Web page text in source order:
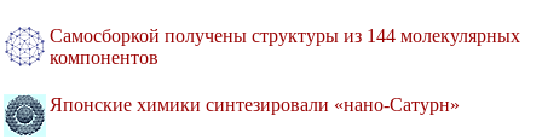
Самосборкой получены структуры из 144 молекулярных
компонентов
Японские химики синтезировали «нано-Сатурн»